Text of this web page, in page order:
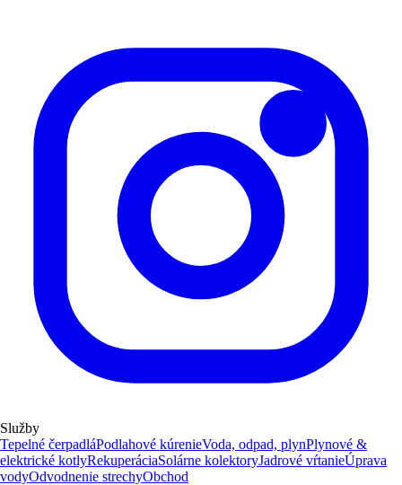
Služby
Tepelné čerpadláPodlahové kúrenieVoda, odpad, plynPlynové &
elektrické kotlyRekuperáciaSolárne kolektoryJadrové vŕtanieÚprava
vodyOdvodnenie strechyObchod